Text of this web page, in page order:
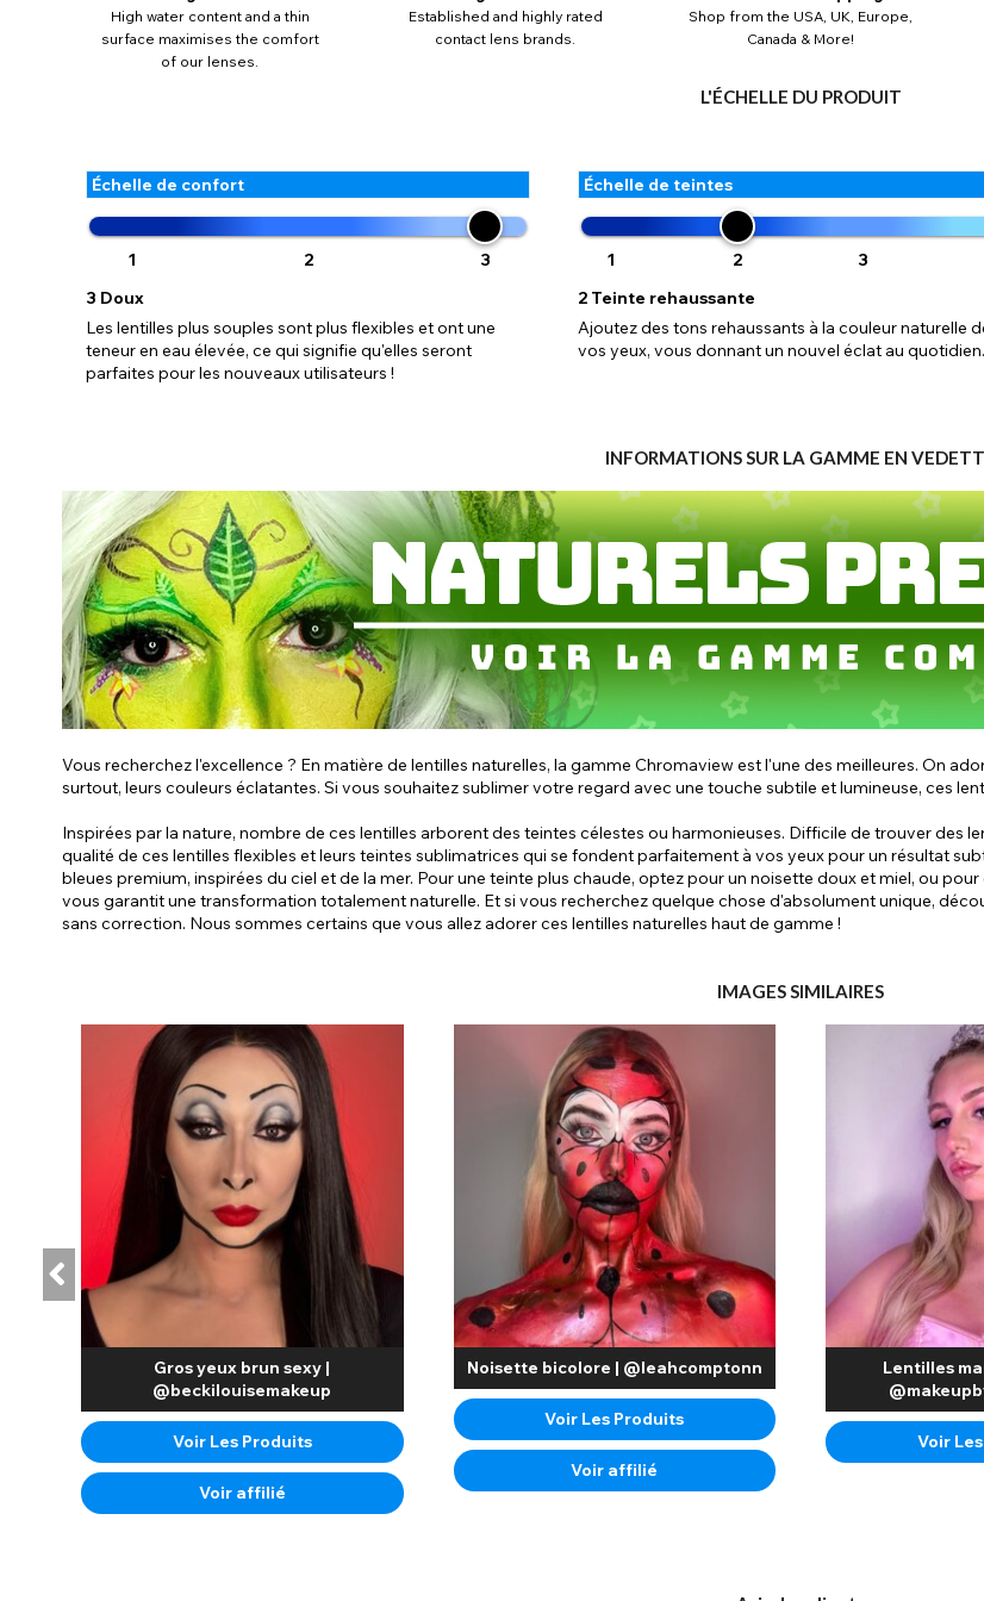
High water content and a thin
surface maximises the comfort
of our lenses.
Established and highly rated
contact lens brands.
Shop from the USA, UK, Europe,
Canada & More!
L'ÉCHELLE DU PRODUIT
Échelle de confort
1 2
3
3 Doux
Les lentilles plus souples sont plus flexibles et ont une
teneur en eau élevée, ce qui signifie qu'elles seront
parfaites pour les nouveaux utilisateurs !
Échelle de teintes
1 2 3
2 Teinte rehaussante
Ajoutez des tons rehaussants à la couleur naturelle
vos yeux, vous donnant un nouvel éclat au quotidien.
INFORMATIONS SUR LA GAMME EN
Vous recherchez l'excellence ? En matière de lentilles naturelles, la gamme Chromaview est l'une des meilleures. On
surtout, leurs couleurs éclatantes. Si vous souhaitez sublimer votre regard avec une touche subtile et lumineuse, ces
Inspirées par la nature, nombre de ces lentilles arborent des teintes célestes ou harmonieuses. Difficile de trouver des
qualité de ces lentilles flexibles et leurs teintes sublimatrices qui se fondent parfaitement à vos yeux pour un résultat
bleues premium, inspirées du ciel et de la mer. Pour une teinte plus chaude, optez pour un noisette doux et miel, ou
vous garantit une transformation totalement naturelle. Et si vous recherchez quelque chose d'absolument unique,
sans correction. Nous sommes certains que vous allez adorer ces lentilles naturelles haut de gamme !
IMAGES SIMILAIRES
Gros yeux brun sexy |
@beckilouisemakeup
Voir Les Produits
Voir affilié
Noisette bicolore | @leahcomptonn
Voir Les Produits
Voir affilié
Lentilles
Voir
AUD - dollar australien
GBP - livre sterling
Retourner
disponibles. Les anciennes adresses enregistrées sur PayPal
d'informations essentielles telles que le pays, ce qui provoque